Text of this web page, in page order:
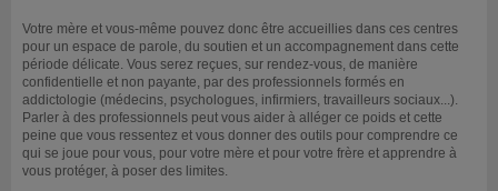
Votre mère et vous-même pouvez donc être accueillies dans ces centres
pour un espace de parole, du soutien et un accompagnement dans cette
période délicate. Vous serez reçues, sur rendez-vous, de manière
confidentielle et non payante, par des professionnels formés en
addictologie (médecins, psychologues, infirmiers, travailleurs sociaux...).
Parler à des professionnels peut vous aider à alléger ce poids et cette
peine que vous ressentez et vous donner des outils pour comprendre ce
qui se joue pour vous, pour votre mère et pour votre frère et apprendre à
vous protéger, à poser des limites.